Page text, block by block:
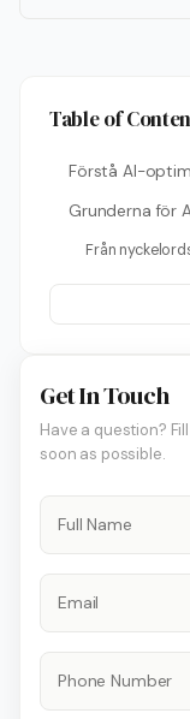
Table of
Förstå AI-
Grunderna för
Från
Get In Touch
Have a question?
soon as possible.